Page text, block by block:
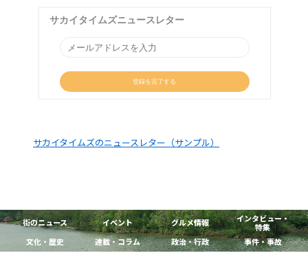
サカイタイムズのニュースレター（サンプル）
街のニュース イベント グルメ情報
インタビュー・
特集
文化・歴史
連載・コラム 政治・行政 事件・事故